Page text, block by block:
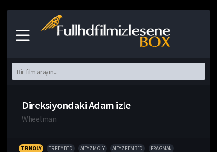
Direksiyondaki Adam izle
Wheelman
TR MOLY TR FEMBED ALTYZ MOLY ALTYZ FEMBED FRAGMAN